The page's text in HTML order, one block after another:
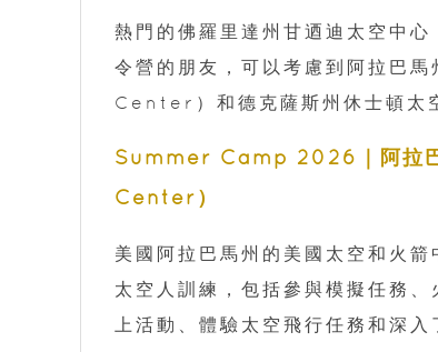
熱門的佛羅里達州甘迺迪太空中
令營的朋友，可以考慮到阿拉
Center）和德克薩斯州休士頓
Summer Camp 2026｜阿拉
Center）
美國阿拉巴馬州的美國太空和火
太空人訓練，包括參與模擬任務
上活動、體驗太空飛行任務和深